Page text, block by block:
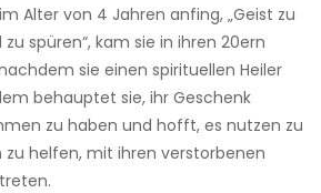
Alter von 4 Jahren anfing, „Geist zu
spüren“, kam sie in ihren 20ern
sie einen spirituellen Heiler
behauptet sie, ihr Geschenk
zu haben und hofft, es nutzen zu
helfen, mit ihren verstorbenen